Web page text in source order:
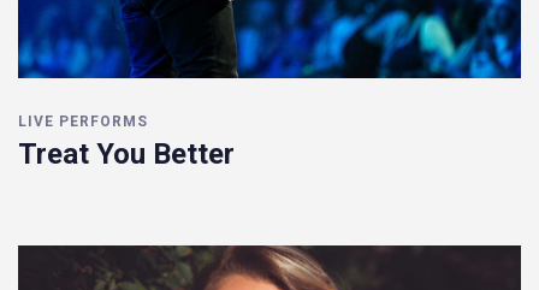
LIVE PERFORMS
Treat You Better